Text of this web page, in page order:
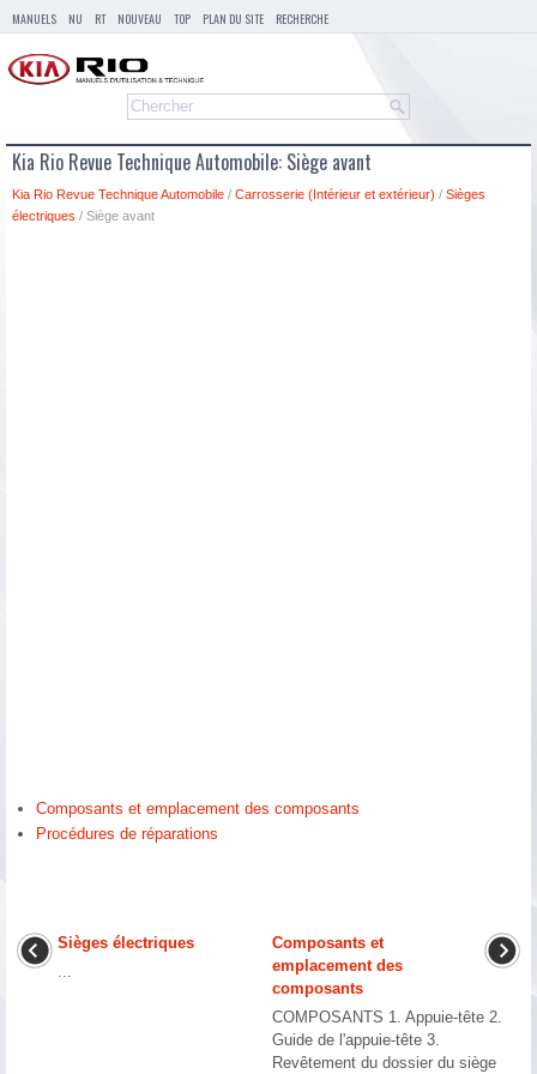
MANUELS NU RT NOUVEAU TOP PLAN DU SITE RECHERCHE
Kia Rio Revue Technique Automobile: Siège avant
Kia Rio Revue Technique Automobile / Carrosserie (Intérieur et extérieur) / Sièges
électriques / Siège avant
Composants et emplacement des composants
Procédures de réparations
Sièges électriques
...
Composants et
emplacement des
composants
COMPOSANTS 1. Appuie-tête 2.
Guide de l'appuie-tête 3.
Revêtement du dossier du siège